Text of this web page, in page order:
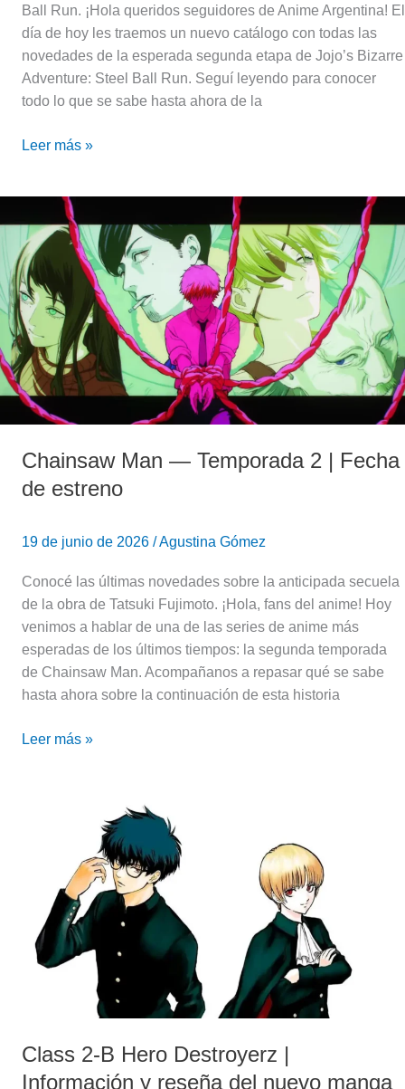
Ball Run. ¡Hola queridos seguidores de Anime Argentina! El
día de hoy les traemos un nuevo catálogo con todas las
novedades de la esperada segunda etapa de Jojo’s Bizarre
Adventure: Steel Ball Run. Seguí leyendo para conocer
todo lo que se sabe hasta ahora de la
Leer más »
Chainsaw Man — Temporada 2 | Fecha
de estreno
19 de junio de 2026 /Agustina Gómez
Conocé las últimas novedades sobre la anticipada secuela
de la obra de Tatsuki Fujimoto. ¡Hola, fans del anime! Hoy
venimos a hablar de una de las series de anime más
esperadas de los últimos tiempos: la segunda temporada
de Chainsaw Man. Acompañanos a repasar qué se sabe
hasta ahora sobre la continuación de esta historia
Chainsaw
Man
—
Temporada
2
|
Fecha
de
estreno
Leer más »
Class 2-B Hero Destroyerz |
Información y reseña del nuevo manga
Destroyerz
Información
manga
de